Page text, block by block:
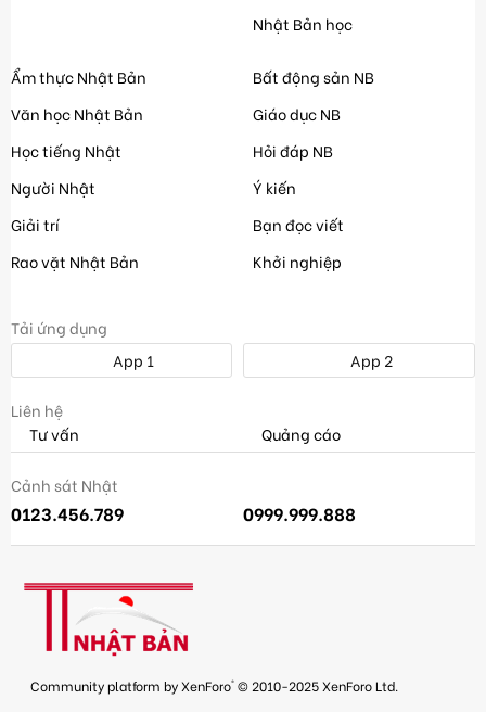
Nhật Bản học
Ẩm thực Nhật Bản
Văn học Nhật Bản
Học tiếng Nhật
Người Nhật
Giải trí
Rao vặt Nhật Bản
Bất động sản NB
Giáo dục NB
Hỏi đáp NB
Ý kiến
Bạn đọc viết
Khởi nghiệp
Tải ứng dụng
App 1
App 2
Liên hệ
Tư vấn
Quảng cáo
Cảnh sát Nhật
0123.456.789 0999.999.888
Community platform by XenForo® © 2010-2025 XenForo Ltd.